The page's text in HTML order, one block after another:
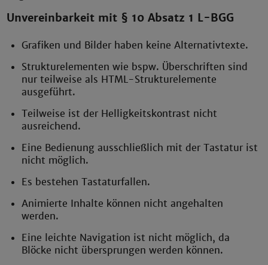
Unvereinbarkeit mit § 10 Absatz 1 L-BGG
Grafiken und Bilder haben keine Alternativtexte.
Strukturelementen wie bspw. Überschriften sind
nur teilweise als HTML-Strukturelemente
ausgeführt.
Teilweise ist der Helligkeitskontrast nicht
ausreichend.
Eine Bedienung ausschließlich mit der Tastatur ist
nicht möglich.
Es bestehen Tastaturfallen.
Animierte Inhalte können nicht angehalten
werden.
Eine leichte Navigation ist nicht möglich, da
Blöcke nicht übersprungen werden können.